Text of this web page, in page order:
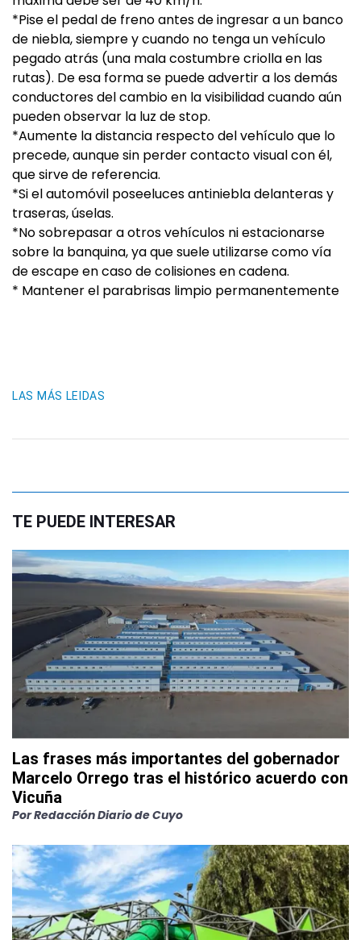
*Pise el pedal de freno antes de ingresar a un banco
de niebla, siempre y cuando no tenga un vehículo
pegado atrás (una mala costumbre criolla en las
rutas). De esa forma se puede advertir a los demás
conductores del cambio en la visibilidad cuando aún
pueden observar la luz de stop.
*Aumente la distancia respecto del vehículo que lo
precede, aunque sin perder contacto visual con él,
que sirve de referencia.
*Si el automóvil poseeluces antiniebla delanteras y
traseras, úselas.
*No sobrepasar a otros vehículos ni estacionarse
sobre la banquina, ya que suele utilizarse como vía
de escape en caso de colisiones en cadena.
* Mantener el parabrisas limpio permanentemente
LAS MÁS LEIDAS
TE PUEDE INTERESAR
Las frases más importantes del gobernador
Marcelo Orrego tras el histórico acuerdo con
Vicuña
PorRedacción Diario de Cuyo